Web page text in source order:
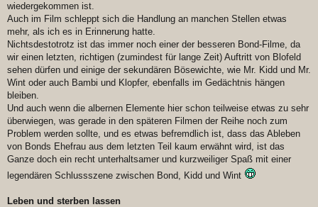
wiedergekommen ist.
Auch im Film schleppt sich die Handlung an manchen Stellen etwas
mehr, als ich es in Erinnerung hatte.
Nichtsdestotrotz ist das immer noch einer der besseren Bond-Filme, da
wir einen letzten, richtigen (zumindest für lange Zeit) Auftritt von Blofeld
sehen dürfen und einige der sekundären Bösewichte, wie Mr. Kidd und Mr.
Wint oder auch Bambi und Klopfer, ebenfalls im Gedächtnis hängen
bleiben.
Und auch wenn die albernen Elemente hier schon teilweise etwas zu sehr
überwiegen, was gerade in den späteren Filmen der Reihe noch zum
Problem werden sollte, und es etwas befremdlich ist, dass das Ableben
von Bonds Ehefrau aus dem letzten Teil kaum erwähnt wird, ist das
Ganze doch ein recht unterhaltsamer und kurzweiliger Spaß mit einer
legendären Schlussszene zwischen Bond, Kidd und Wint
Leben und sterben lassen